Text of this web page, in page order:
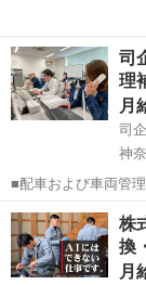
司
理
月
司
神
■配車および車両管
当します。 ■主な業務 ・配車計画の作成 ・車検、点検、整備スケジュ
ール管理 ・ディー
管理 ・突発案件への
神奈川 平塚市
株
換
月